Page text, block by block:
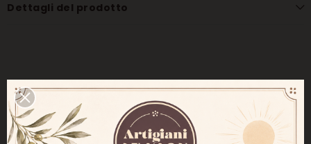
Dettagli del prodotto